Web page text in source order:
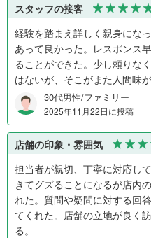
スタッフの接客
経験を踏まえ詳しく親身にな
あって良かった。レスポンス
ることができた。少し頼りな
はないが、そこがまた人間味
30代男性/ファミリー
2025年11月22日に投稿
店舗の印象・雰囲気
担当者が親切、丁寧に対応し
きてグズることになるが店内
れた。質問や疑問に対する回
てくれた。店舗の立地が良く
る。